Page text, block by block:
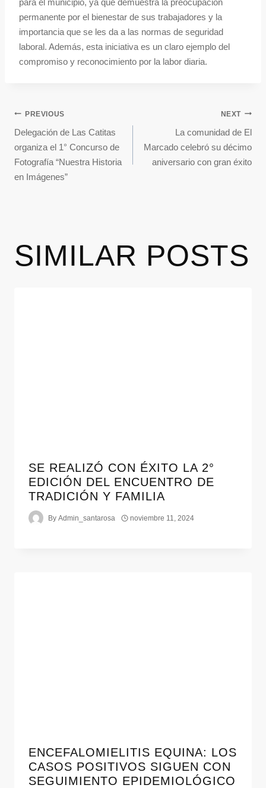
para el municipio, ya que demuestra la preocupación
permanente por el bienestar de sus trabajadores y la
importancia que se les da a las normas de seguridad
laboral. Además, esta iniciativa es un claro ejemplo del
compromiso y reconocimiento por la labor diaria.
PREVIOUS
Delegación de Las Catitas
organiza el 1° Concurso de
Fotografía “Nuestra Historia
en Imágenes”
NEXT
La comunidad de El
Marcado celebró su décimo
aniversario con gran éxito
SIMILAR POSTS
SE REALIZÓ CON ÉXITO LA 2°
EDICIÓN DEL ENCUENTRO DE
TRADICIÓN Y FAMILIA
By Admin_santarosa noviembre 11, 2024
ENCEFALOMIELITIS EQUINA: LOS
CASOS POSITIVOS SIGUEN CON
SEGUIMIENTO EPIDEMIOLÓGICO